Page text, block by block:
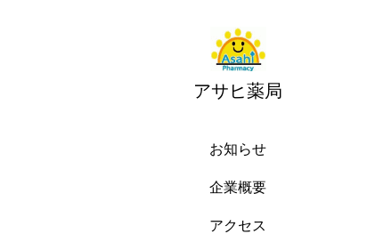
アサヒ薬局
お知らせ
企業概要
アクセス